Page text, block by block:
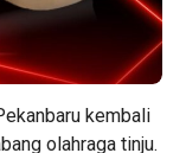
kembali
olahraga tinju.